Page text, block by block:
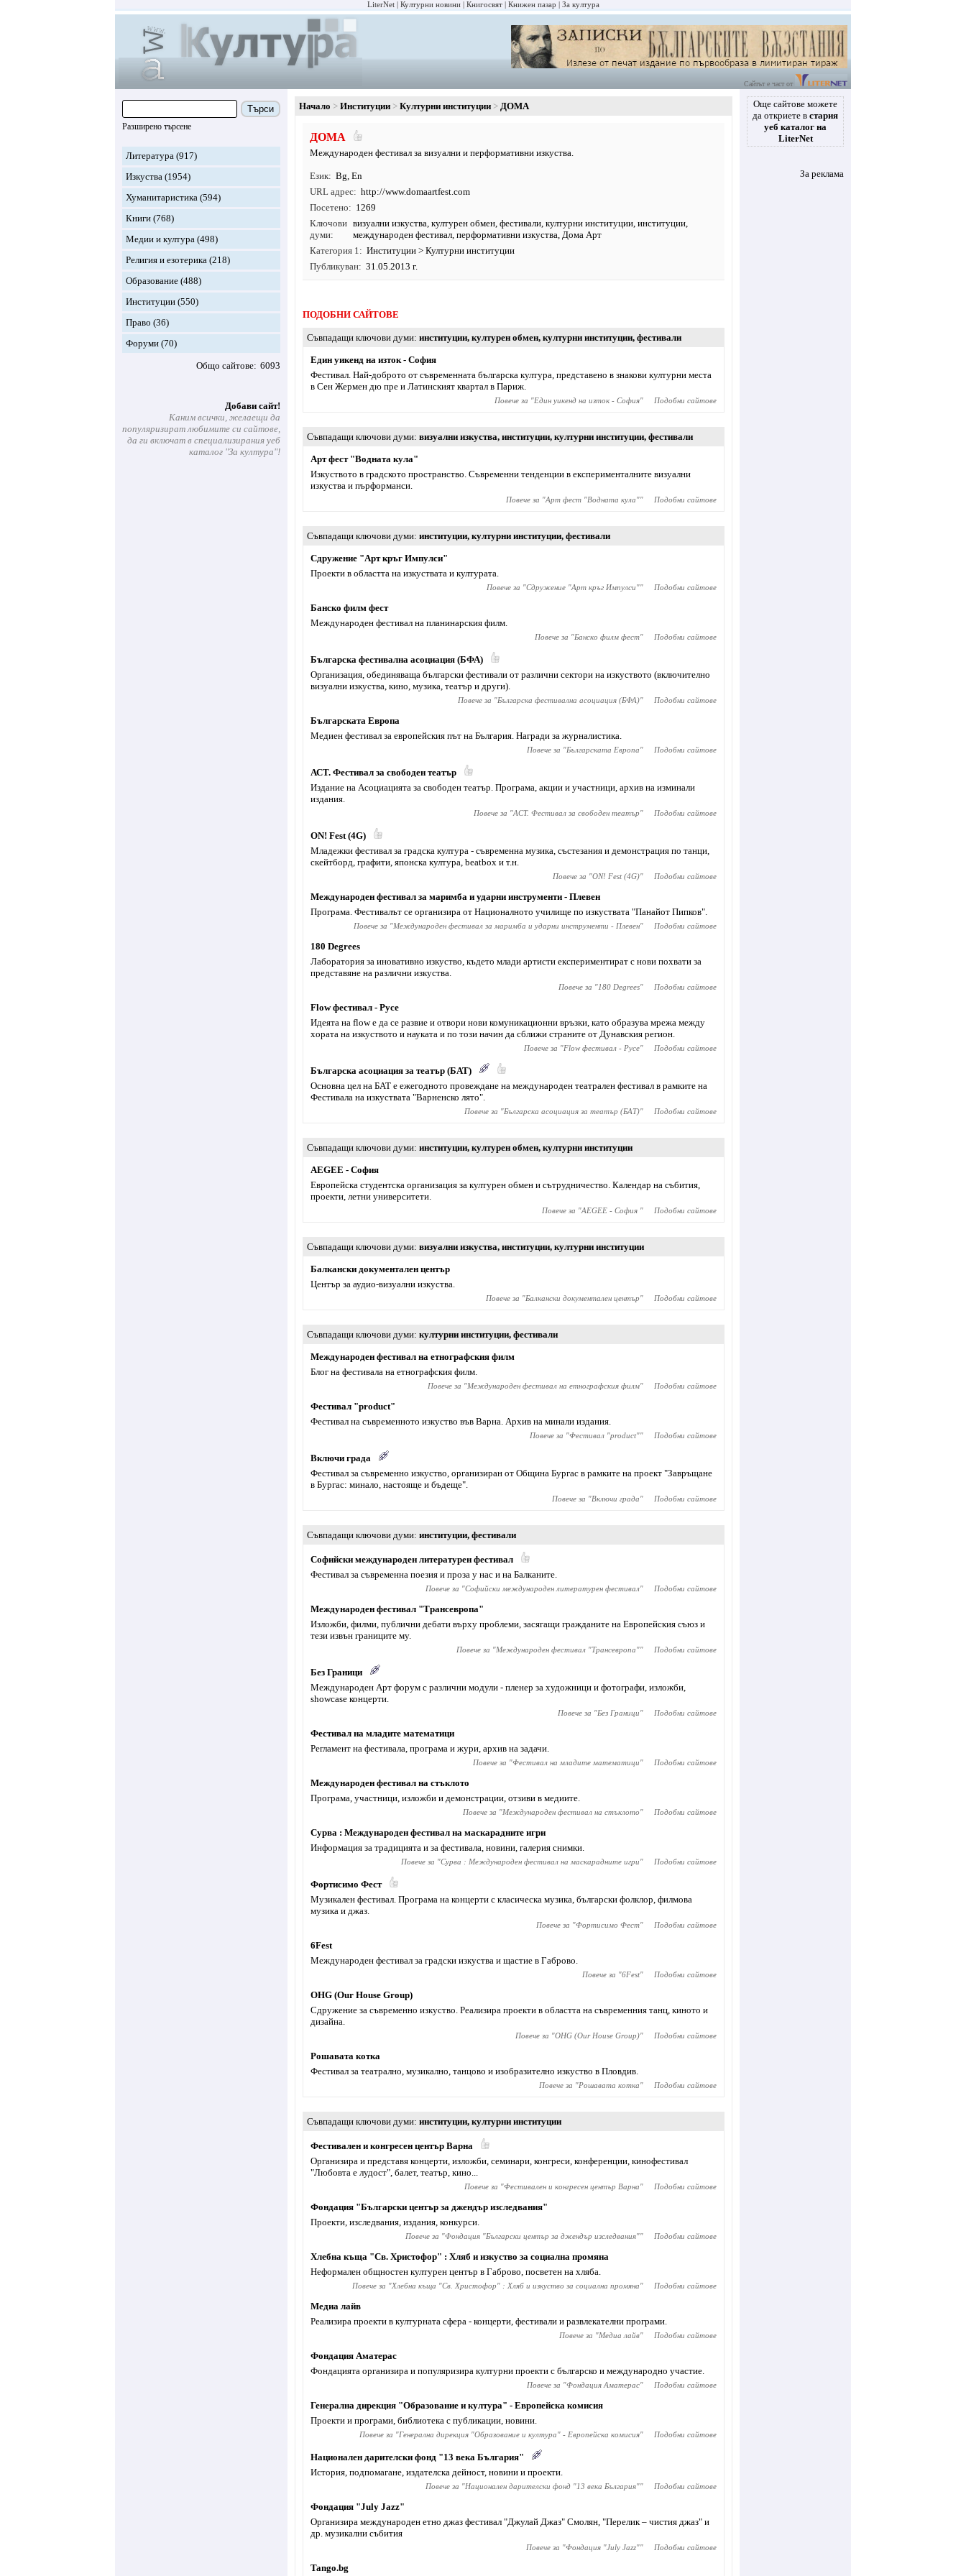
LiterNet Културни новини Книгосвят Книжен пазар За култура
Сайтът е част от
Търси
Разширено търсене
Литература (917)
Изкуства (1954)
Хуманитаристика (594)
Книги (768)
Медии и култура (498)
Религия и езотерика (218)
Образование (488)
Институции (550)
Право (36)
Форуми (70)
Общо сайтове 6093
Добави сайт!
Каним всички, желаещи да
популяризират любимите си сайтове,
да ги включат в специализирания уеб
каталог "За култура"!
Начало Институции Културни институции ДОМА
ДОМА
Международен фестивал за визуални и перформативни изкуства.
Език Bg, En
URL адрес
http://www.domaartfest.com
Посетено
1269
Ключови
думи
визуални изкуства,културен обмен,фестивали,културни институции,институции,
международен фестивал, перформативни изкуства, Дома Арт
Категория 1
Институции > Културни институции
Публикуван
31.05.2013 г.
ПОДОБНИ САЙТОВЕ
Съвпадащи ключови думи институции, културен обмен, културни институции, фестивали
Един уикенд на изток - София
Фестивал. Най-доброто от съвременната българска култура, представено в знакови културни места
в Сен Жермен дю пре и Латинският квартал в Париж.
Повече за "Един уикенд на изток - София" Подобни сайтове
Съвпадащи ключови думи визуални изкуства, институции, културни институции, фестивали
Арт фест "Водната кула"
Изкуството в градското пространство. Съвременни тенденции в експерименталните визуални
изкуства и пърформанси.
Повече за "Арт фест "Водната кула"" Подобни сайтове
Съвпадащи ключови думи институции, културни институции, фестивали
Сдружение "Арт кръг Импулси"
Проекти в областта на изкуствата и културата.
Повече за "Сдружение "Арт кръг Импулси"" Подобни сайтове
Банско филм фест
Международен фестивал на планинарския филм.
Повече за "Банско филм фест" Подобни сайтове
Българска фестивална асоциация (БФА)
Организация, обединяваща български фестивали от различни сектори на изкуството (включително
визуални изкуства, кино, музика, театър и други).
Повече за "Българска фестивална асоциация (БФА)" Подобни сайтове
Българската Европа
Медиен фестивал за европейския път на България. Награди за журналистика.
Повече за "Българската Европа" Подобни сайтове
АСТ. Фестивал за свободен театър
Издание на Асоциацията за свободен театър. Програма, акции и участници, архив на изминали
издания.
Повече за "АСТ. Фестивал за свободен театър" Подобни сайтове
ON! Fest (4G)
Младежки фестивал за градска култура - съвременна музика, състезания и демонстрация по танци,
скейтборд, графити, японска култура, beatbox и т.н.
Повече за "ON! Fest (4G)" Подобни сайтове
Международен фестивал за маримба и ударни инструменти - Плевен
Програма. Фестивалът се организира от Националното училище по изкуствата "Панайот Пипков".
Повече за "Международен фестивал за маримба и ударни инструменти - Плевен" Подобни сайтове
180 Degrees
Лаборатория за иновативно изкуство, където млади артисти експериментират с нови похвати за
представяне на различни изкуства.
Повече за "180 Degrees" Подобни сайтове
Flow фестивал - Русе
Идеята на flow е да се развие и отвори нови комуникационни връзки, като образува мрежа между
хората на изкуството и науката и по този начин да сближи страните от Дунавския регион.
Повече за "Flow фестивал - Русе" Подобни сайтове
Българска асоциация за театър (БАТ)
Основна цел на БАТ е ежегодното провеждане на международен театрален фестивал в рамките на
Фестивала на изкуствата "Варненско лято".
Повече за "Българска асоциация за театър (БАТ)" Подобни сайтове
Съвпадащи ключови думи институции, културен обмен, културни институции
AEGEE - София
Европейска студентска организация за културен обмен и сътрудничество. Календар на събития,
проекти, летни университети.
Повече за "AEGEE - София " Подобни сайтове
Съвпадащи ключови думи визуални изкуства, институции, културни институции
Балкански документален център
Център за аудио-визуални изкуства.
Повече за "Балкански документален център" Подобни сайтове
Съвпадащи ключови думи културни институции, фестивали
Международен фестивал на етнографския филм
Блог на фестивала на етнографския филм.
Повече за "Международен фестивал на етнографския филм" Подобни сайтове
Фестивал "product"
Фестивал на съвременното изкуство във Варна. Архив на минали издания.
Повече за "Фестивал "product"" Подобни сайтове
Включи града
Фестивал за съвременно изкуство, организиран от Община Бургас в рамките на проект "Завръщане
в Бургас: минало, настояще и бъдеще".
Повече за "Включи града" Подобни сайтове
Съвпадащи ключови думи институции, фестивали
Софийски международен литературен фестивал
Фестивал за съвременна поезия и проза у нас и на Балканите.
Повече за "Софийски международен литературен фестивал" Подобни сайтове
Международен фестивал "Трансевропа"
Изложби, филми, публични дебати върху проблеми, засягащи гражданите на Европейския съюз и
тези извън границите му.
Повече за "Международен фестивал "Трансевропа"" Подобни сайтове
Без Граници
Международен Арт форум с различни модули - пленер за художници и фотографи, изложби,
showcase концерти.
Повече за "Без Граници" Подобни сайтове
Фестивал на младите математици
Регламент на фестивала, програма и жури, архив на задачи.
Повече за "Фестивал на младите математици" Подобни сайтове
Международен фестивал на стъклото
Програма, участници, изложби и демонстрации, отзиви в медиите.
Повече за "Международен фестивал на стъклото" Подобни сайтове
Сурва : Международен фестивал на маскарадните игри
Информация за традицията и за фестивала, новини, галерия снимки.
Повече за "Сурва : Международен фестивал на маскарадните игри" Подобни сайтове
Фортисимо Фест
Музикален фестивал. Програма на концерти с класическа музика, български фолклор, филмова
музика и джаз.
Повече за "Фортисимо Фест" Подобни сайтове
6Fest
Международен фестивал за градски изкуства и щастие в Габрово.
Повече за "6Fest" Подобни сайтове
OHG (Our House Group)
Сдружение за съвременно изкуствo. Реализира проекти в областта на съвременния танц, киното и
дизайна.
Повече за "OHG (Our House Group)" Подобни сайтове
Рошавата котка
Фестивал за театрално, музикално, танцово и изобразително изкуство в Пловдив.
Повече за "Рошавата котка" Подобни сайтове
Съвпадащи ключови думи институции, културни институции
Фестивален и конгресен център Варна
Организира и представя концерти, изложби, семинари, конгреси, конференции, кинофестивал
"Любовта е лудост", балет, театър, кино...
Повече за "Фестивален и конгресен център Варна" Подобни сайтове
Фондация "Български център за джендър изследвания"
Проекти, изследвания, издания, конкурси.
Повече за "Фондация "Български център за джендър изследвания"" Подобни сайтове
Хлебна къща "Св. Христофор" : Хляб и изкуство за социална промяна
Неформален общностен културен център в Габрово, посветен на хляба.
Повече за "Хлебна къща "Св. Христофор" : Хляб и изкуство за социална промяна" Подобни сайтове
Медиа лайв
Реализира проекти в културната сфера - концерти, фестивали и развлекателни програми.
Повече за "Медиа лайв" Подобни сайтове
Фондация Аматерас
Фондацията организира и популяризира културни проекти с българско и международно участие.
Повече за "Фондация Аматерас" Подобни сайтове
Генерална дирекция "Образование и култура" - Европейска комисия
Проекти и програми, библиотека с публикации, новини.
Повече за "Генерална дирекция "Образование и култура" - Европейска комисия" Подобни сайтове
Национален дарителски фонд "13 века България"
История, подпомагане, издателска дейност, новини и проекти.
Повече за "Национален дарителски фонд "13 века България"" Подобни сайтове
Фондация "July Jazz"
Организира международен етно джаз фестивал "Джулай Джаз" Смолян, "Перелик – чистия джаз" и
др. музикални събития
Повече за "Фондация "July Jazz"" Подобни сайтове
Tango.bg
Още сайтове можете
да откриете в стария
уеб каталог на
LiterNet
За реклама